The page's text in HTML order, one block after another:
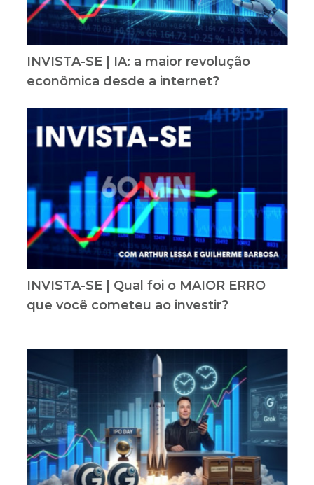
INVISTA-SE | IA: a maior revolução
econômica desde a internet?
INVISTA-SE | Qual foi o MAIOR ERRO
que você cometeu ao investir?